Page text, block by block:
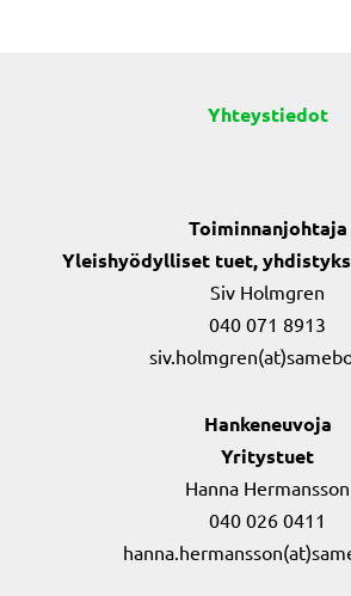
Yhteystiedot
Toiminnanjohtaja
Yleishyödylliset tuet,
Siv Holmgren
040 071 8913
Hankeneuvoja
Yritystuet
Hanna Hermansson
040 026 0411